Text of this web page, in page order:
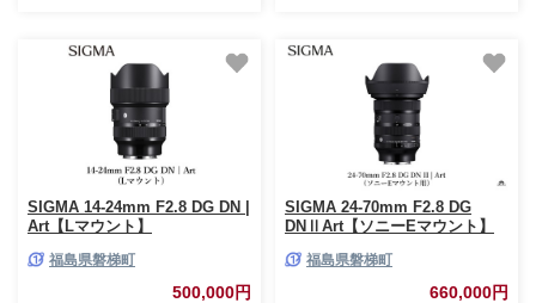
SIGMA 14-24mm F2.8 DG DN |
Art【Lマウント】
福島県磐梯町
500,000円
SIGMA 24-70mm F2.8 DG
DNⅡArt【ソニーEマウント】
福島県磐梯町
660,000円